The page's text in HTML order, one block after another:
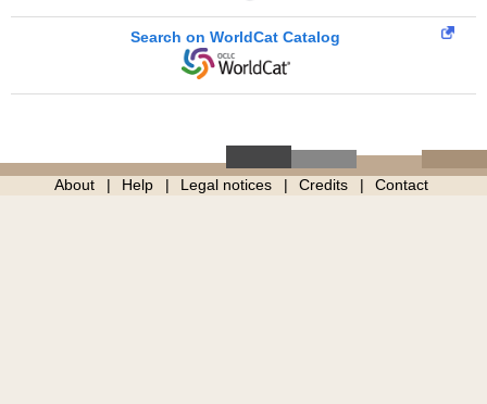
Search on WorldCat Catalog
About Help Legal notices Credits Contact